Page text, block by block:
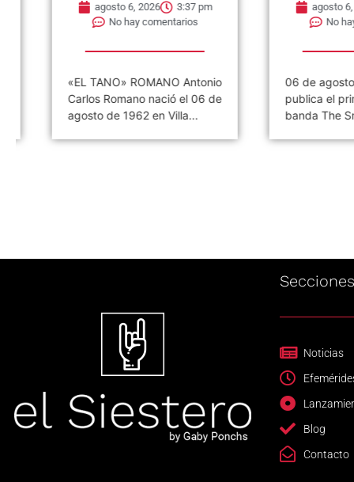
agosto 6, 2026
3:37 pm
No hay comentarios
«EL TANO» ROMANO Antonio
Carlos Romano nació el 06 de
agosto de 1962 en Villa...
agosto 6,
No hay
06 de agosto
publica el
banda The
Secciones
Noticias
Blog
Contacto